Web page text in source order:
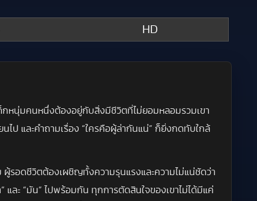
HD
ด็กหนุ่มคนหนึ่งต้องอยู่กับสิ่งมีชีวิตที่ไม่ยอมหลอมรวมเขา
ป และคำถามเรื่อง “ใครคือผู้ล่ากันแน่” ก็ยิ่งกดทับใกล้
รอดชีวิตต้องเผชิญทั้งความรุนแรงและความไม่แน่ชัดว่า
ละ “มัน” ไปพร้อมกัน ทุกการตัดสินใจของเขาไม่ได้มีแค่